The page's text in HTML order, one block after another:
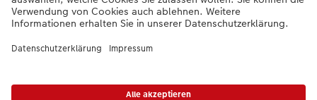
Sortiment
Inspirationen
Bei Fragen zu Produkten oder der Bestellung können Sie uns gern anrufen: